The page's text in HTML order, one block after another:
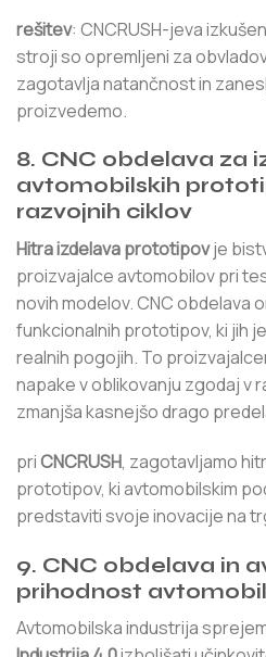
rešitev: CNCRUSH-jeva
stroji so opremljeni za
zagotavlja natančnost in
proizvedemo.
8. CNC obdelava za
avtomobilskih
razvojnih ciklov
Hitra izdelava prototipovje
proizvajalce avtomobilov pri
novih modelov. CNC obdelava
funkcionalnih prototipov, ki jih
realnih pogojih. To
napake v oblikovanju zgodaj v
zmanjša kasnejšo drago
priCNCRUSH, zagotavljamo
prototipov, ki avtomobilskim
predstaviti svoje inovacije na
9. CNC obdelava in
prihodnost
Avtomobilska industrija